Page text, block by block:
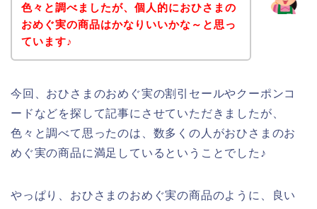
色々と調べましたが、個人的におひさまの
おめぐ実の商品はかなりいいかな～と思っ
ています♪
今回、おひさまのおめぐ実の割引セールやクーポンコ
ードなどを探して記事にさせていただきましたが、
色々と調べて思ったのは、数多くの人がおひさまのお
めぐ実の商品に満足しているということでした♪
やっぱり、おひさまのおめぐ実の商品のように、良い